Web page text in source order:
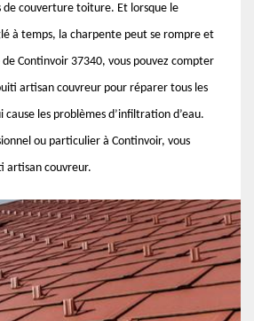
de couverture toiture. Et lorsque le
à temps, la charpente peut se rompre et
de Continvoir 37340, vous pouvez compter
artisan couvreur pour réparer tous les
les problèmes d’infiltration d’eau.
ou particulier à Continvoir, vous
artisan couvreur.